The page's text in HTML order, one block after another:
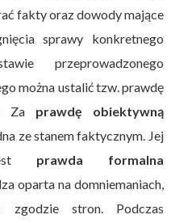
fakty oraz dowody mające
sprawy konkretnego
przeprowadzonego
można ustalić tzw. prawdę
Za prawdę obiektywną
ze stanem faktycznym. Jej
prawda formalna
oparta na domniemaniach,
zgodzie stron. Podczas